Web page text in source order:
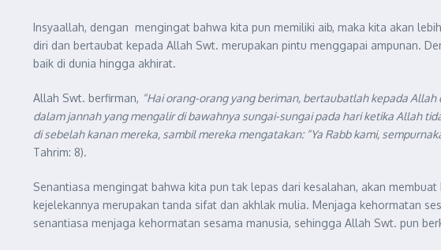
Insyaallah, dengan mengingat bahwa kita pun memiliki aib, maka kita akan
diri dan bertaubat kepada Allah Swt. merupakan pintu menggapai ampunan.
baik di dunia hingga akhirat.
Allah Swt. berfirman, “Hai orang-orang yang beriman, bertaubatlah kepada
dalam jannah yang mengalir di bawahnya sungai-sungai pada hari ketika Allah
di sebelah kanan mereka, sambil mereka mengatakan: “Ya Rabb kami,
Tahrim: 8).
Senantiasa mengingat bahwa kita pun tak lepas dari kesalahan, akan
kejelekannya merupakan tanda sifat dan akhlak mulia. Menjaga kehormatan
senantiasa menjaga kehormatan sesama manusia, sehingga Allah Swt. pun